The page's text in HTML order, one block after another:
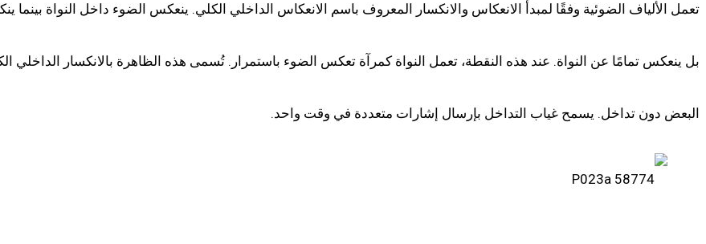
تعمل الألياف الضوئية وفقًا لمبدأ الانعكاس والانكسار المعروف باسم الانعكاس الداخلي الكلي. ينعكس الضوء داخل النواة بينما
بل ينعكس تمامًا عن النواة. عند هذه النقطة، تعمل النواة كمرآة تعكس الضوء باستمرار. تُسمى هذه الظاهرة بالانكسار الداخلي
البعض دون تداخل. يسمح غياب التداخل بإرسال إشارات متعددة في وقت واحد.